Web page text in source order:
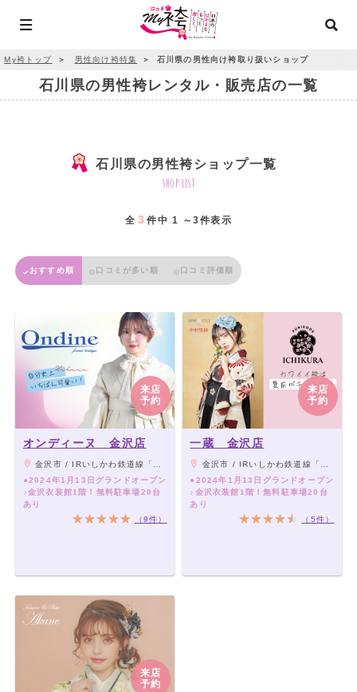
My袴トップ ＞ 男性向け袴特集 ＞ 石川県の男性向け袴取り扱いショップ
石川県の男性袴レンタル・販売店の一覧
石川県の男性袴ショップ一覧
shop list
全 3 件中 1 ～3件表示
おすすめ順 口コミが多い順 口コミ評価順
来店
予約
オンディーヌ 金沢店
金沢市 / IRいしかわ鉄道線「西金沢駅」より車7分、御経塚交差点より金沢へ400m大通り沿い ｢金沢衣装館｣の看板が目印
●2024年1月13日グランドオープン
♪金沢衣装館1階！無料駐車場20台
あり
（9件）
来店
予約
一蔵 金沢店
金沢市 / IRいしかわ鉄道線「西金沢駅」より車7分、御経塚交差点より金沢へ400m大通り沿い ｢金沢衣装館｣の看板が目印
●2024年1月13日グランドオープン
♪金沢衣装館1階！無料駐車場20台
あり
（5件）
来店
予約